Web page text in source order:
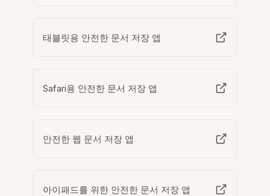
태블릿용 안전한 문서 저장 앱
Safari용 안전한 문서 저장 앱
안전한 웹 문서 저장 앱
아이패드를 위한 안전한 문서 저장 앱